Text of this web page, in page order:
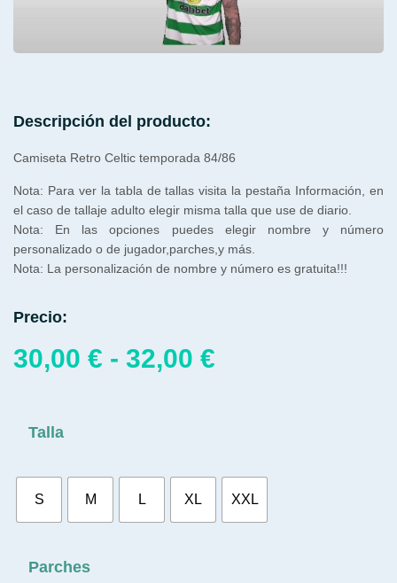
Descripción del producto:
Camiseta Retro Celtic temporada 84/86
Nota: Para ver la tabla de tallas visita la pestaña Información, en
el caso de tallaje adulto elegir misma talla que use de diario.
Nota: En las opciones puedes elegir nombre y número
personalizado o de jugador,parches,y más.
Nota: La personalización de nombre y número es gratuita!!!
Precio:
30,00 € - 32,00 €
Talla
S M L XL XXL
Parches